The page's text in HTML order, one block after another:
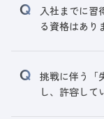
入社までに習
る資格はあり
挑戦に伴う「
し、許容して